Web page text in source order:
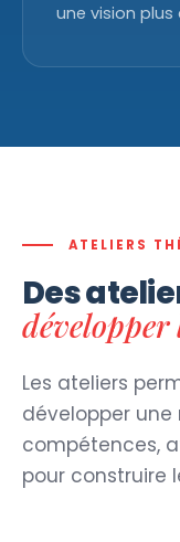
une vision
ATELIERS
Des
développer
Les ateliers
développer
compétences,
pour construire